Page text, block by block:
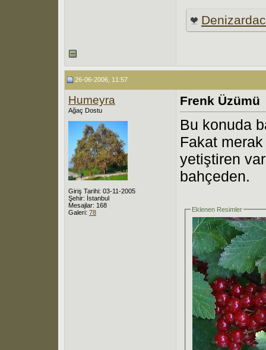
26-06-2006, 11:57
Humeyra
Ağaç Dostu
Giriş Tarihi: 03-11-2005
Şehir: İstanbul
Mesajlar: 168
Galeri: 78
Frenk Üzümü
Bu konuda
Fakat
yetiştiren
bahçeden.
Eklenen Resimler